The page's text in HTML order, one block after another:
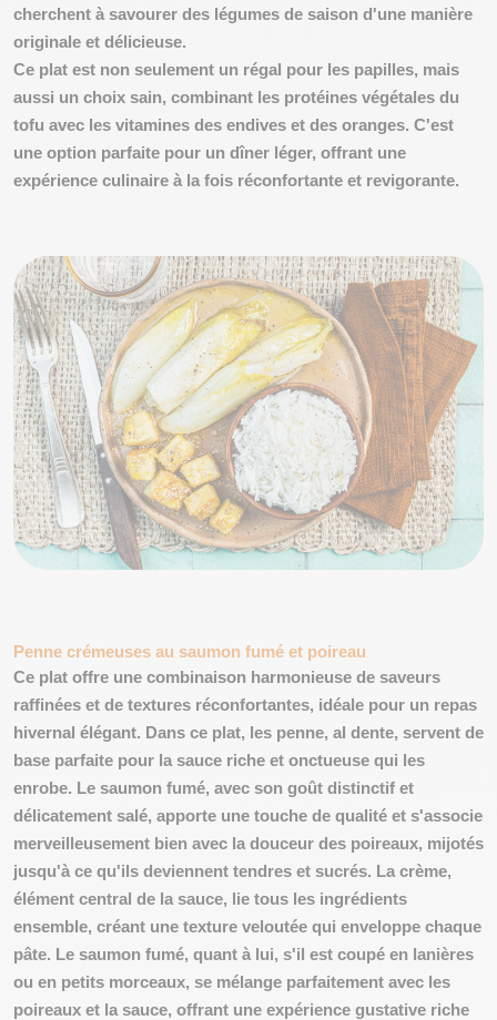
cherchent à savourer des légumes de saison d'une manière
originale et délicieuse.
Ce plat est non seulement un régal pour les papilles, mais
aussi un choix sain, combinant les protéines végétales du
tofu avec les vitamines des endives et des oranges. C'est
une option parfaite pour un dîner léger, offrant une
expérience culinaire à la fois réconfortante et revigorante.
Penne crémeuses au saumon fumé et poireau
Ce plat offre une combinaison harmonieuse de saveurs
raffinées et de textures réconfortantes, idéale pour un repas
hivernal élégant. Dans ce plat, les penne, al dente, servent de
base parfaite pour la sauce riche et onctueuse qui les
enrobe. Le saumon fumé, avec son goût distinctif et
délicatement salé, apporte une touche de qualité et s'associe
merveilleusement bien avec la douceur des poireaux, mijotés
jusqu'à ce qu'ils deviennent tendres et sucrés. La crème,
élément central de la sauce, lie tous les ingrédients
ensemble, créant une texture veloutée qui enveloppe chaque
pâte. Le saumon fumé, quant à lui, s'il est coupé en lanières
ou en petits morceaux, se mélange parfaitement avec les
poireaux et la sauce, offrant une expérience gustative riche